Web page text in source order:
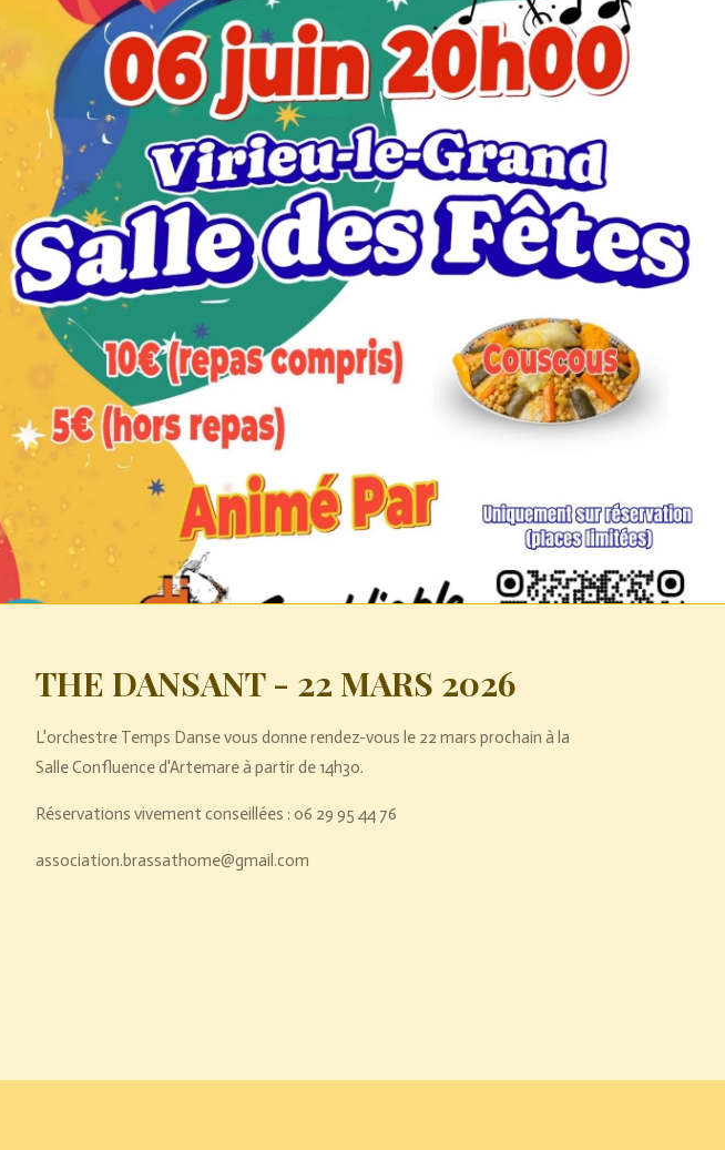
THE DANSANT - 22 MARS 2026
L'orchestre Temps Danse vous donne rendez-vous le 22 mars prochain à la
Salle Confluence d'Artemare à partir de 14h30.
Réservations vivement conseillées : 06 29 95 44 76
association.brassathome@gmail.com